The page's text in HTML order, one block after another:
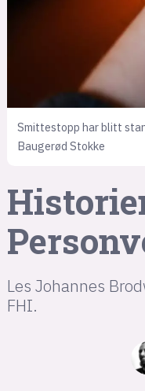
Smittestopp har blitt
Baugerød Stokke
Les Johannes
FHI.